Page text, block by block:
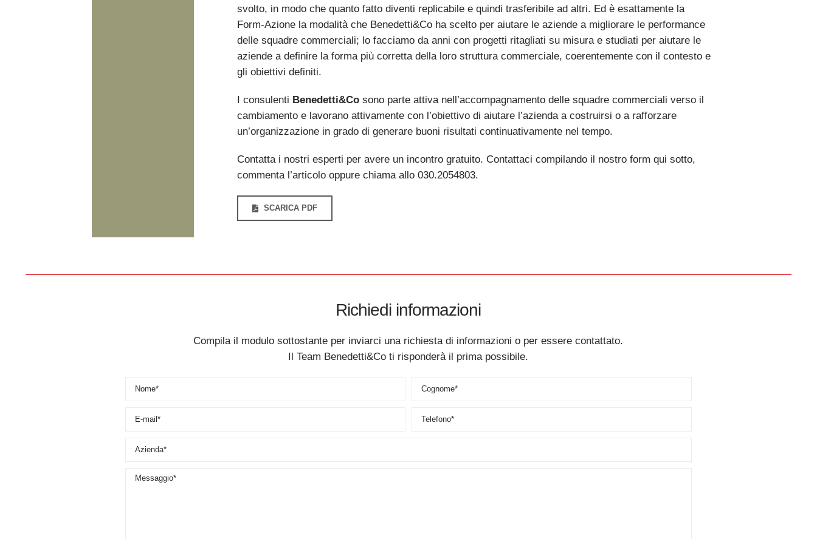
svolto, in modo che quanto fatto diventi replicabile e quindi trasferibile ad altri. Ed è esattamente la
Form-Azione la modalità che Benedetti&Co ha scelto per aiutare le aziende a migliorare le performance
delle squadre commerciali; lo facciamo da anni con progetti ritagliati su misura e studiati per aiutare le
aziende a definire la forma più corretta della loro struttura commerciale, coerentemente con il contesto e
gli obiettivi definiti.
I consulenti Benedetti&Cosono parte attiva nell’accompagnamento delle squadre commerciali verso il
cambiamento e lavorano attivamente con l’obiettivo di aiutare l’azienda a costruirsi o a rafforzare
un’organizzazione in grado di generare buoni risultati continuativamente nel tempo.
Contatta i nostri esperti per avere un incontro gratuito. Contattaci compilando il nostro form qui sotto,
commenta l’articolo oppure chiama allo 030.2054803.
SCARICA PDF
Richiedi informazioni
Compila il modulo sottostante per inviarci una richiesta di informazioni o per essere contattato.
Il Team Benedetti&Co ti risponderà il prima possibile.